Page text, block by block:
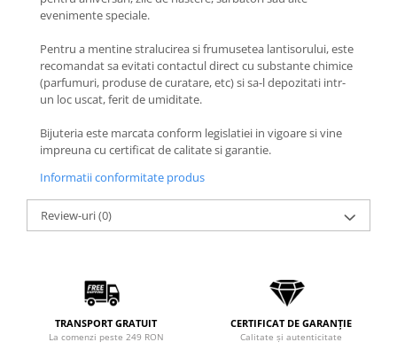
BRĂȚĂRI CU PIETRE SEMIPREȚIOASE
semiprețioase
Brățări din Argint cu pietre
semiprețioase
Brățări elastice cu pietre
semiprețioase
BRĂȚĂRI DE PICIOR
Brățări de picior din Aur
Brățări de picior din Argint
COLIERE
Coliere cu pietre semiprețioase
evenimente speciale.
Pentru a mentine stralucirea si frumusetea lantisorului, este
recomandat sa evitati contactul direct cu substante chimice
(parfumuri, produse de curatare, etc) si sa-l depozitati intr-
un loc uscat, ferit de umiditate.
Bijuteria este marcata conform legislatiei in vigoare si vine
impreuna cu certificat de calitate si garantie.
Informatii conformitate produs
Review-uri(0)
TRANSPORT GRATUIT
La comenzi peste 249 RON
CERTIFICAT DE GARANȚIE
Calitate și autenticitate